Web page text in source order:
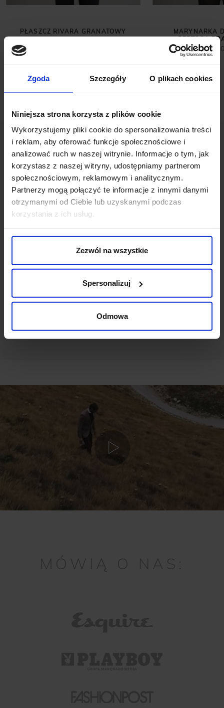
Zgoda Szczegóły O plikach cookies
Niniejsza strona korzysta z plików cookie
Wykorzystujemy pliki cookie do spersonalizowania treści
i reklam, aby oferować funkcje społecznościowe i
analizować ruch w naszej witrynie. Informacje o tym, jak
korzystasz z naszej witryny, udostępniamy partnerom
społecznościowym, reklamowym i analitycznym.
Partnerzy mogą połączyć te informacje z innymi danymi
otrzymanymi od Ciebie lub uzyskanymi podczas
korzystania z ich usług.
Zezwól na wszystkie
Spersonalizuj
Odmowa
PŁASZCZ RIVARA GRANATOWY
MARYNARKA
PERTOSA
1
OPINIE O PRODUKCIE: KOSZULKA
POLO DUBINO ZIELONA
Ten produkt nie ma jeszcze opinii, dodaj opinię, bądź
DODAJ OPINIĘ
MÓWIĄ O NAS: